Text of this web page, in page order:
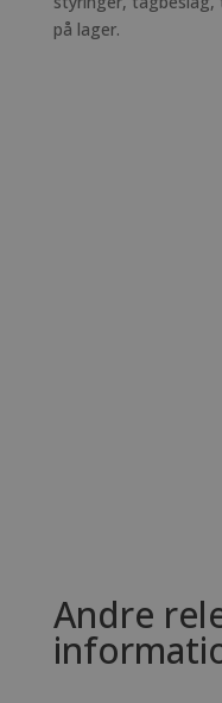
på lager.​​
Andre